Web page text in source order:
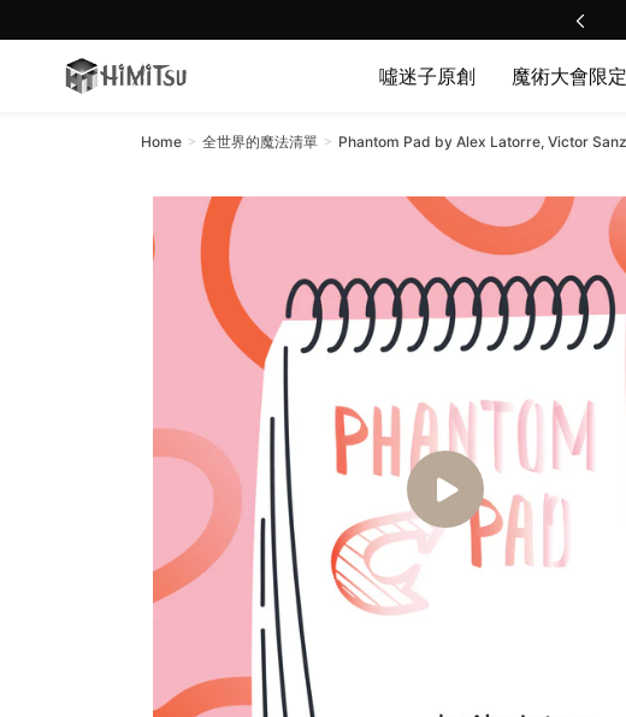
噓迷子原創 魔術大會限定
Home 全世界的魔法清單 Phantom Pad by Alex Latorre, Victor